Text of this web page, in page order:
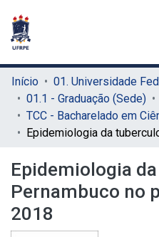
Início
01.1 - Graduação (Sede)
Epidemiologia
Pernambuco no
2018